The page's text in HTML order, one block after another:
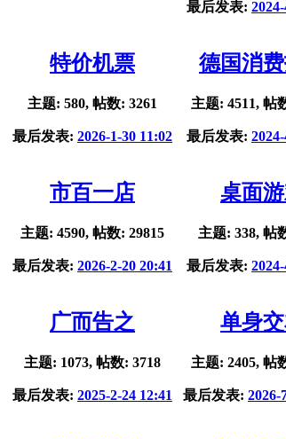
最后发表:
特价机票
主题: 580, 帖数: 3261
最后发表: 2026-1-30 11:02
德国消
主题: 4511, 帖
最后发表:
市百一店
主题: 4590, 帖数: 29815
最后发表: 2026-2-20 20:41
桌面
主题: 338, 帖
最后发表:
广而告之
主题: 1073, 帖数: 3718
最后发表: 2025-2-24 12:41
单身
主题: 2405, 帖
最后发表: 2026-